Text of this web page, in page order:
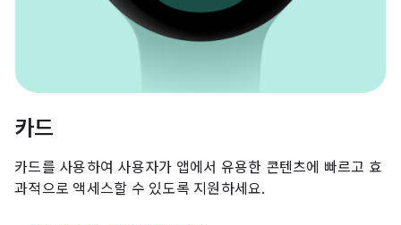
카드
카드를 사용하여 사용자가 앱에서 유용한 콘텐츠에 빠르고 효
과적으로 액세스할 수 있도록 지원하세요.